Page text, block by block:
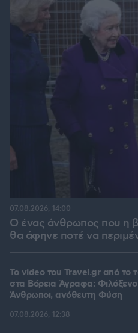
Ο ένας άνθρωπος που η
θα άφηνε ποτέ να
07.08.2026, 14:00
To video του Travel.gr από το
στα Βόρεια Άγραφα:
Άνθρωποι, ανόθευτη Φύση
07.08.2026, 12:38